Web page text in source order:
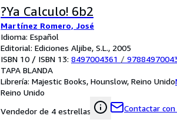
?Ya Calculo! 6b2
Martínez Romero, José
Idioma: Español
Editorial: Ediciones Aljibe, S.L., 2005
ISBN 10 / ISBN 13: 8497004361 /
TAPA BLANDA
Librería: Majestic Books, Hounslow, Reino Unido
Reino Unido
Vendedor de 4 estrellas
Contactar